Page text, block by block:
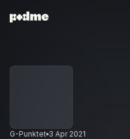
G-Punktet 3 Apr 2021